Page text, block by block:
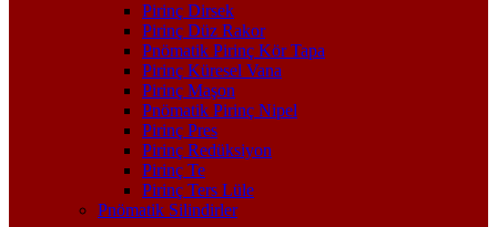
Pirinç Dirsek
Pirinç Düz Rakor
Pnömatik Pirinç Kör Tapa
Pirinç Küresel Vana
Pirinç Maşon
Pnömatik Pirinç Nipel
Pirinç Pres
Pirinç Redüksiyon
Pirinç Te
Pirinç Ters Lüle
Pnömatik Silindirler